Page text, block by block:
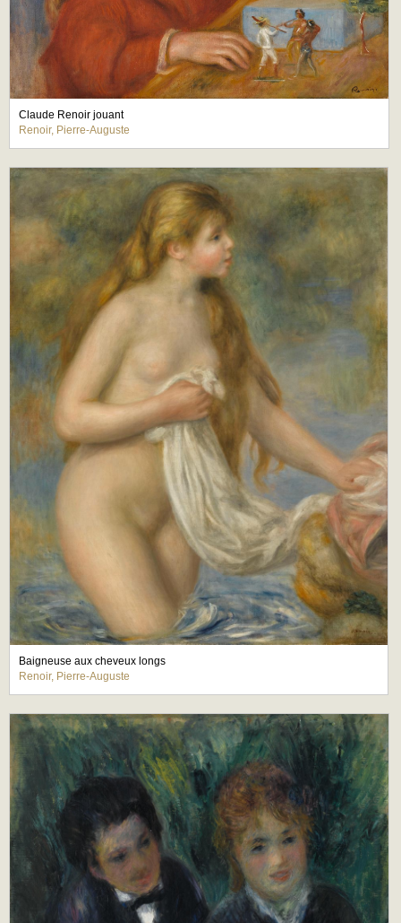
Claude Renoir jouant
Renoir, Pierre-Auguste
Baigneuse aux cheveux longs
Renoir, Pierre-Auguste